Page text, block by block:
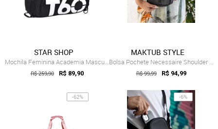
STAR SHOP
Mochila Feminina Academia Masculina Mala...
R$ 259,90 R$ 89,90
MAKTUB STYLE
Bolsa Pochete Necessaire Shoulder Bag Ma...
R$ 99,99 R$ 94,99
-62% -6%